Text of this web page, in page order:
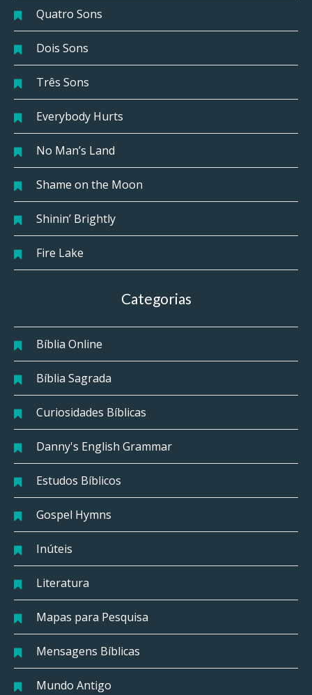
Quatro Sons
Dois Sons
Três Sons
Everybody Hurts
No Man’s Land
Shame on the Moon
Shinin’ Brightly
Fire Lake
Categorias
Bíblia Online
Bíblia Sagrada
Curiosidades Bíblicas
Danny's English Grammar
Estudos Bíblicos
Gospel Hymns
Inúteis
Literatura
Mapas para Pesquisa
Mensagens Bíblicas
Mundo Antigo